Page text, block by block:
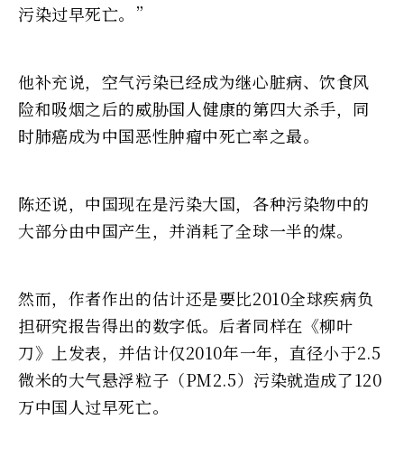
污染过早死亡。”
他补充说，空气污染已经成为继心脏病、饮食风
险和吸烟之后的威胁国人健康的第四大杀手，同
时肺癌成为中国恶性肿瘤中死亡率之最。
陈还说，中国现在是污染大国，各种污染物中的
大部分由中国产生，并消耗了全球一半的煤。
然而，作者作出的估计还是要比2010全球疾病负
担研究报告得出的数字低。后者同样在《柳叶
刀》上发表，并估计仅2010年一年，直径小于2.5
微米的大气悬浮粒子（PM2.5）污染就造成了120
万中国人过早死亡。